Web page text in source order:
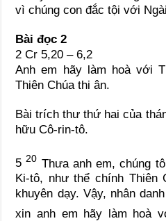
vì chúng con đắc tội với
Bài đọc 2
2 Cr 5,20 – 6,2
Anh em hãy làm hoà với
Thiên Chúa thi ân.
Bài trích thư thứ hai của
hữu Cô-rin-tô.
5 20 Thưa anh em, chúng
Ki-tô, như thể chính Thiên
khuyên dạy. Vậy, nhân
xin anh em hãy làm hoà